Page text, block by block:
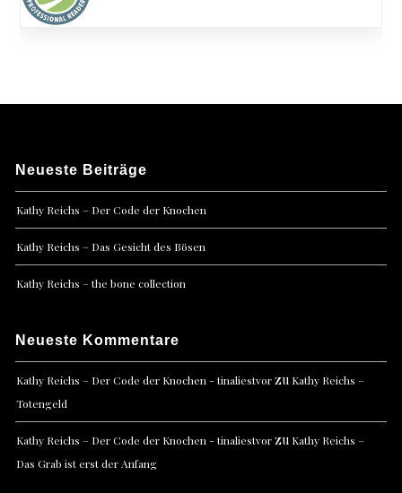
Neueste Beiträge
Kathy Reichs – Der Code der Knochen
Kathy Reichs – Das Gesicht des Bösen
Kathy Reichs – the bone collection
Neueste Kommentare
Kathy Reichs – Der Code der Knochen - tinaliestvorzu Kathy Reichs –
Totengeld
Kathy Reichs – Der Code der Knochen - tinaliestvorzu Kathy Reichs –
Das Grab ist erst der Anfang